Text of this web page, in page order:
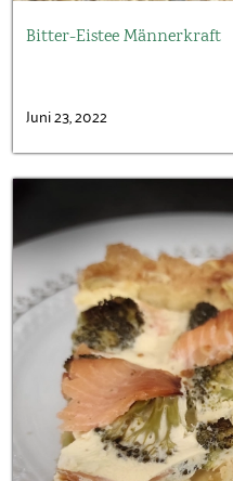
Bitter-Eistee Männerkraft
Juni 23, 2022